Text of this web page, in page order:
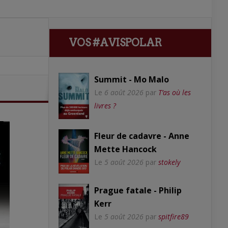
VOS #AVISPOLAR
Summit - Mo Malo
Le 6 août 2026 par T’as où les
livres ?
Fleur de cadavre - Anne
Mette Hancock
Le 5 août 2026 par stokely
Prague fatale - Philip
Kerr
Le 5 août 2026 par spitfire89